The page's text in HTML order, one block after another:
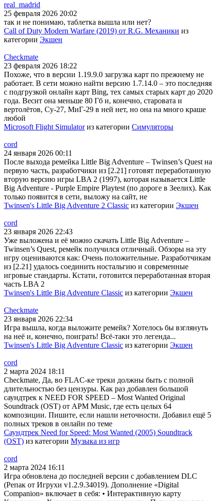
real_madrid
25 февраля 2026 20:02
так и не понимаю, таблетка вышла или нет?
Call of Duty Modern Warfare (2019) от R.G. Механики из
категории Экшен
Checkmate
23 февраля 2026 18:22
Похоже, что в версии 1.19.9.0 загрузка карт по прежнему не
работает. В сети можно найти версию 1.7.14.0 – это последняя
с подгрузкой онлайн карт Bing, тех самых старых карт до 2020
года. Весит она меньше 80 Гб и, конечно, старовата и
вертолётов, Су-27, МиГ-29 в ней нет, но она на много краше
любой
Microsoft Flight Simulatorиз категории Симуляторы
cord
24 января 2026 00:11
После выхода ремейка Little Big Adventure – Twinsen’s Quest на
первую часть, разработчики из [2.21] готовят переработанную
вторую версию игры LBA 2 (1997), которая называется Little
Big Adventure - Purple Empire Playtest (по дороге в Зеелих). Как
только появится в сети, выложу на сайт, не
Twinsen's Little Big Adventure 2 Classic из категории Экшен
cord
23 января 2026 22:43
Уже выложена и её можно скачать Little Big Adventure –
Twinsen’s Quest, ремейк получился отличный. Обзоры на эту
игру оцениваются как: Очень положительные. Разработчикам
из [2.21] удалось соединить ностальгию и современные
игровые стандарты. Кстати, готовится переработанная вторая
часть LBA 2
Twinsen's Little Big Adventure Classic из категории Экшен
Checkmate
23 января 2026 22:34
Игра вышла, когда выложите ремейк? Хотелось бы взглянуть
на неё и, конечно, поиграть! Всё-таки это легенда...
Twinsen's Little Big Adventure Classic из категории Экшен
cord
2 марта 2024 18:11
Checkmate, Да, во FLAC-ке треки должны быть с полной
длительностью без цензуры. Как раз добавлен большой
саундтрек к NEED FOR SPEED – Most Wanted Original
Soundtrack (OST) от APM Music, где есть целых 64
композиции. Пишите, если нашли неточности. Добавил ещё 5
полных треков в онлайн по теме
Саундтрек Need for Speed: Most Wanted (2005) Soundtrack
(OST) из категории Музыка из игр
cord
2 марта 2024 16:11
Игра обновлена до последней версии с добавлением DLC
(Репак от Игрухи v1.2.9.34019). Дополнение «Digital
Companion» включает в себя: • Интерактивную карту